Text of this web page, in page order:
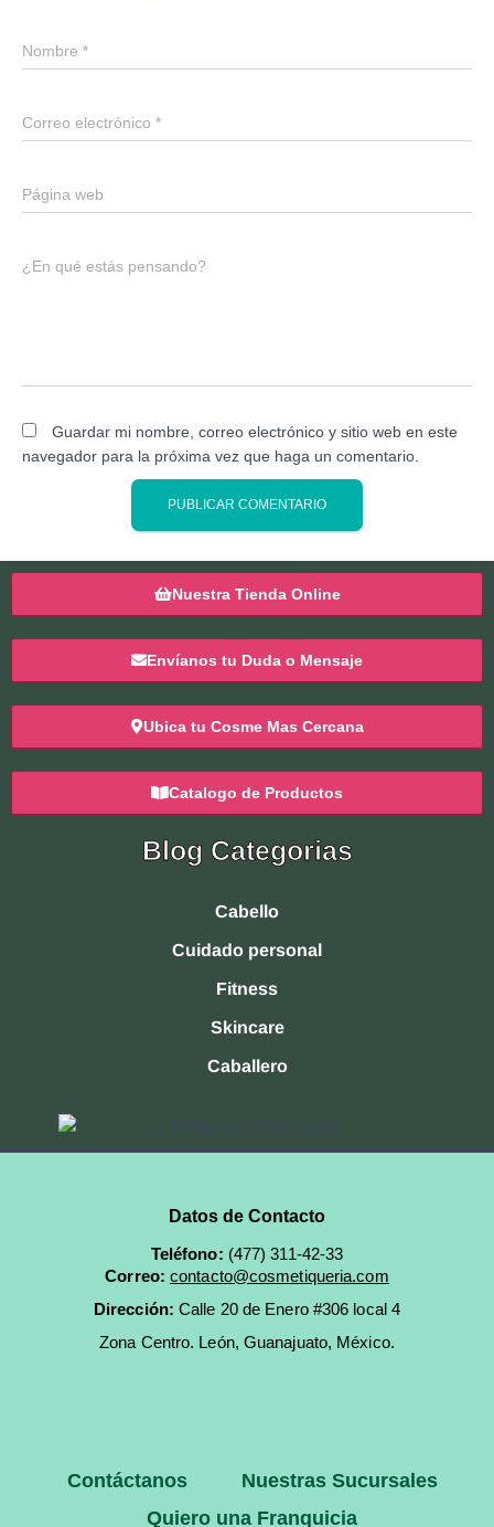
Nombre *
Correo electrónico *
Página web
¿En qué estás pensando?
Guardar mi nombre, correo electrónico y sitio web en este
navegador para la próxima vez que haga un comentario.
Blog Categorias
Cabello
Cuidado personal
Fitness
Skincare
Caballero
Nuestra Tienda Online
Envíanos tu Duda o Mensaje
Ubica tu Cosme Mas Cercana
Catalogo de Productos
Datos de Contacto
Teléfono: (477) 311-42-33
Correo: contacto@cosmetiqueria.com
Dirección:Calle 20 de Enero #306 local 4
Zona Centro. León, Guanajuato, México.
Contáctanos
Nuestras Sucursales
Quiero una Franquicia